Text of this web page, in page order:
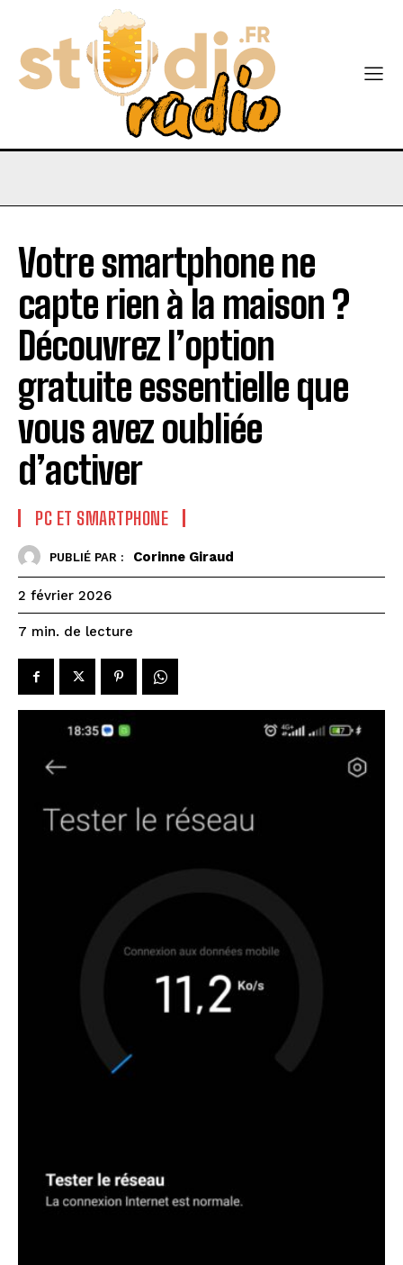
Votre smartphone ne
capte rien à la maison ?
Découvrez l’option
gratuite essentielle que
vous avez oubliée
d’activer
PC ET SMARTPHONE
PUBLIÉ PAR : Corinne Giraud
2 février 2026
7 min. de lecture